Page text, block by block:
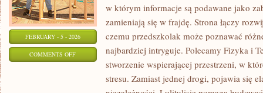
FEBRUARY - 5 - 2026
COMMENTS OFFON
w którym informacje są podawane jako
zamieniają się w frajdę. Strona łączy
czemu przedszkolak może poznawać
najbardziej intryguje. Polecamy Fizyka i
stworzenie wspierającej przestrzeni, w
stresu. Zamiast jednej drogi, pojawia się